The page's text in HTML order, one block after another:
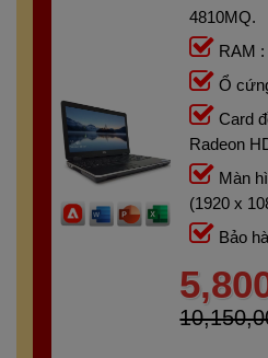
4810MQ.
RAM
Ổ
Card
Radeon
Màn
(1920 x
Bảo